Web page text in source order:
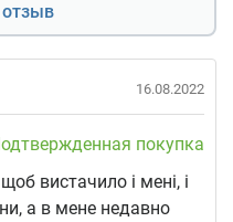
16.08.2022
покупка
вистачило і мені, і
а в мене недавно